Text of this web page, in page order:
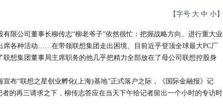
【字号 大 中 小】
限公司董事长柳传志“柳老爷子”依然很忙：把握战略方向、进行重大业
席各种活动……在带领联想集团走出困境、目前近乎登顶全球最大PC厂
联想集团董事局主席职务的他几乎把精力全部放在了母公司联想控股身
“联想之星创业孵化(上海)基地”正式落户之际，《国际金融报》记
者的再三请求之下，柳传志答应在当天下午给记者留出一个小时的专访时